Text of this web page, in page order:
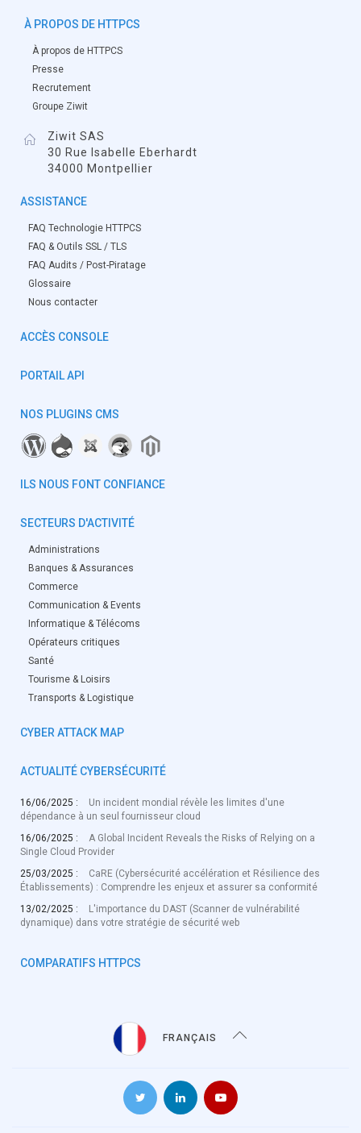
À PROPOS DE HTTPCS
À propos de HTTPCS
Presse
Recrutement
Groupe Ziwit
Ziwit SAS
30 Rue Isabelle Eberhardt
34000 Montpellier
ASSISTANCE
FAQ Technologie HTTPCS
FAQ & Outils SSL / TLS
FAQ Audits / Post-Piratage
Glossaire
Nous contacter
ACCÈS CONSOLE
PORTAIL API
NOS PLUGINS CMS
ILS NOUS FONT CONFIANCE
SECTEURS D'ACTIVITÉ
Administrations
Banques & Assurances
Commerce
Communication & Events
Informatique & Télécoms
Opérateurs critiques
Santé
Tourisme & Loisirs
Transports & Logistique
CYBER ATTACK MAP
ACTUALITÉ CYBERSÉCURITÉ
16/06/2025 :
Un incident mondial révèle les limites d'une
dépendance à un seul fournisseur cloud
16/06/2025 :
A Global Incident Reveals the Risks of Relying on a
Single Cloud Provider
25/03/2025 :
CaRE (Cybersécurité accélération et Résilience des
Établissements) : Comprendre les enjeux et assurer sa conformité
13/02/2025 :
L'importance du DAST (Scanner de vulnérabilité
dynamique) dans votre stratégie de sécurité web
COMPARATIFS HTTPCS
FRANÇAIS